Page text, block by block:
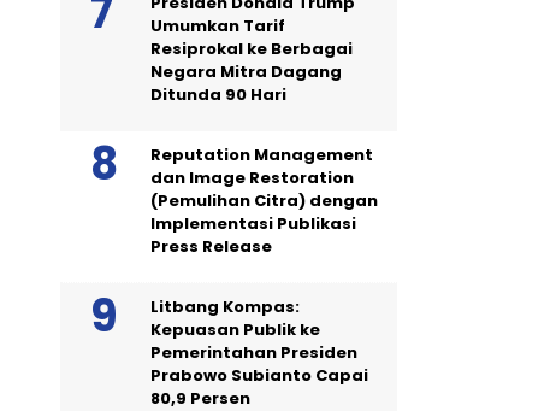
Umumkan Tarif
Resiprokal ke Berbagai
Negara Mitra Dagang
Ditunda 90 Hari
Reputation Management
dan Image Restoration
(Pemulihan Citra) dengan
Implementasi Publikasi
Press Release
Litbang Kompas:
Kepuasan Publik ke
Pemerintahan Presiden
Prabowo Subianto Capai
80,9 Persen